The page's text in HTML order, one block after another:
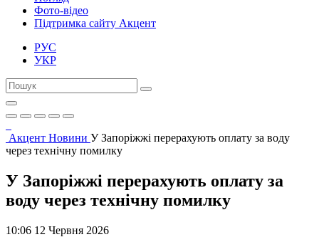
Фото-відео
Підтримка сайту Акцент
РУС
УКР
Акцент Новини У Запоріжжі перерахують оплату за воду
через технічну помилку
У Запоріжжі перерахують оплату за
воду через технічну помилку
10:06 12 Червня 2026